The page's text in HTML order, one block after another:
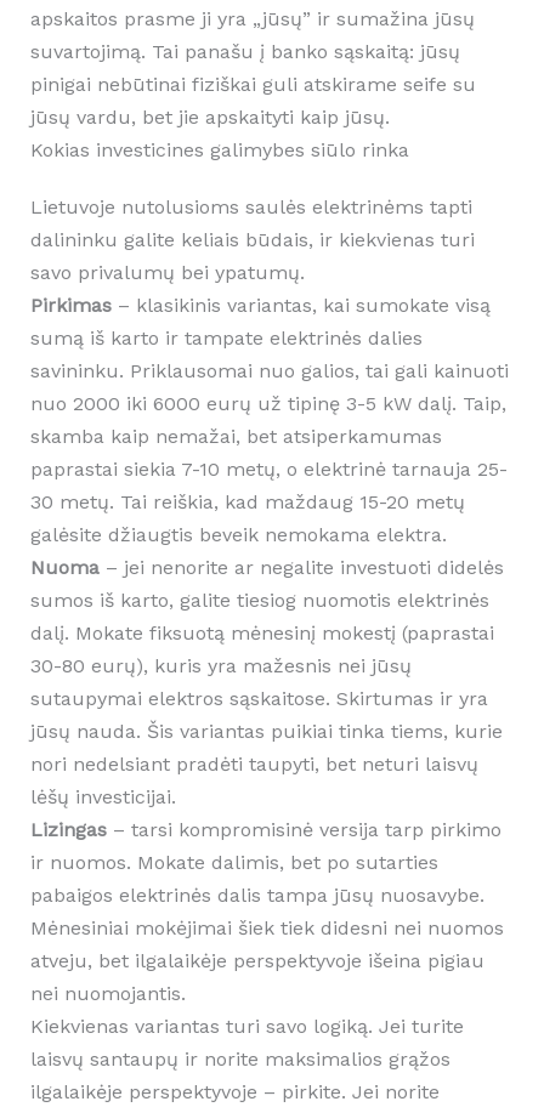
apskaitos prasme ji yra „jūsų” ir sumažina jūsų
suvartojimą. Tai panašu į banko sąskaitą: jūsų
pinigai nebūtinai fiziškai guli atskirame seife su
jūsų vardu, bet jie apskaityti kaip jūsų.
Kokias investicines galimybes siūlo rinka
Lietuvoje nutolusioms saulės elektrinėms tapti
dalininku galite keliais būdais, ir kiekvienas turi
savo privalumų bei ypatumų.
Pirkimas– klasikinis variantas, kai sumokate visą
sumą iš karto ir tampate elektrinės dalies
savininku. Priklausomai nuo galios, tai gali kainuoti
nuo 2000 iki 6000 eurų už tipinę 3-5 kW dalį. Taip,
skamba kaip nemažai, bet atsiperkamumas
paprastai siekia 7-10 metų, o elektrinė tarnauja 25-
30 metų. Tai reiškia, kad maždaug 15-20 metų
galėsite džiaugtis beveik nemokama elektra.
Nuoma– jei nenorite ar negalite investuoti didelės
sumos iš karto, galite tiesiog nuomotis elektrinės
dalį. Mokate fiksuotą mėnesinį mokestį (paprastai
30-80 eurų), kuris yra mažesnis nei jūsų
sutaupymai elektros sąskaitose. Skirtumas ir yra
jūsų nauda. Šis variantas puikiai tinka tiems, kurie
nori nedelsiant pradėti taupyti, bet neturi laisvų
lėšų investicijai.
Lizingas– tarsi kompromisinė versija tarp pirkimo
ir nuomos. Mokate dalimis, bet po sutarties
pabaigos elektrinės dalis tampa jūsų nuosavybe.
Mėnesiniai mokėjimai šiek tiek didesni nei nuomos
atveju, bet ilgalaikėje perspektyvoje išeina pigiau
nei nuomojantis.
Kiekvienas variantas turi savo logiką. Jei turite
laisvų santaupų ir norite maksimalios grąžos
ilgalaikėje perspektyvoje – pirkite. Jei norite